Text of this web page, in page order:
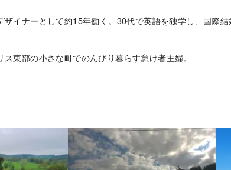
ザイナーとして約15年働く。30代で英語を独学し、国際
東部の小さな町でのんびり暮らす怠け者主婦。